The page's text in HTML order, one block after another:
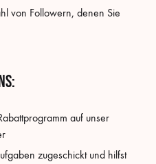
von Followern, denen Sie
auf unser
zugeschickt und hilfst